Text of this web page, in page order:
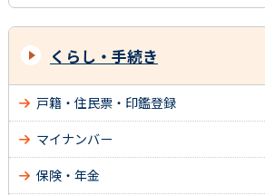
くらし・手続き
戸籍・住民票・印鑑登録
マイナンバー
保険・年金